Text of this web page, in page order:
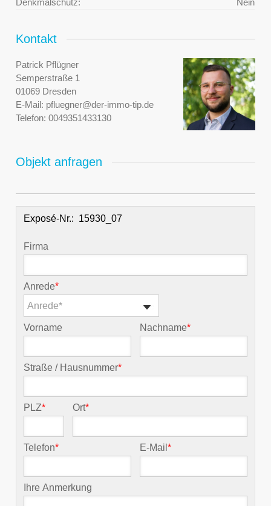
Denkmalschutz: Nein
Kontakt
Patrick Pflügner
Semperstraße 1
01069 Dresden
E-Mail: pfluegner@der-immo-tip.de
Telefon: 0049351433130
Objekt anfragen
Exposé-Nr.:
Firma
Anrede*
Anrede*
Vorname Nachname*
Straße / Hausnummer*
PLZ* Ort*
Telefon* E-Mail*
Ihre Anmerkung